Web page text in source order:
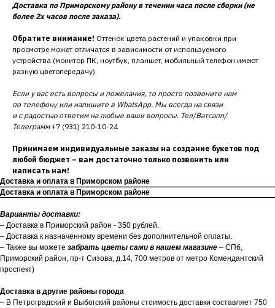
Доставка по Приморскому району в течении часа после сборки (не
более 2х часов после заказа).
Обратите внимание! Оттенок цвета растений и упаковки при
просмотре может отличатся в зависимости от используемого
устройства (монитор ПК, ноутбук, планшет, мобильный телефон имеют
разную цветопередачу)
Если у вас есть вопросы и пожелания, то просто позвоните нам
по телефону или напишите в WhatsApp. Мы всегда на связи
и с радостью ответим на любые ваши вопросы. Тел/Ватсапп/
Телеграмм+7 (931) 210-10-24
Принимаем индивидуальные заказы на создание букетов под
любой бюджет – вам достаточно только позвонить или
написать нам!
Доставка и оплата в Приморском районе
Доставка и оплата в Приморском районе
Варианты доставки:
– Доставка в Приморский район - 350 рублей.
– Доставка к назначенному времени без дополнительной оплаты.
– Также вы можете забрать цветы сами в нашем магазине – СПб,
Приморский район, пр-т Сизова, д.14, 700 метров от метро Комендантский
проспект)
Доставка в другие районы города
– В Петроградский и Выбогский районы стоимость доставки составляет 750